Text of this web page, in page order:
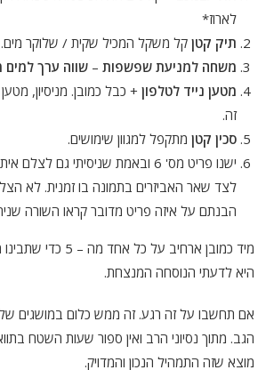
לארוז*
תיק קטן קל משקל המכיל שקית / שלוקר מים.
משחה למניעת שפשפות –שווה ערך למים
מטען נייד לטלפון + כבל כמובן. מניסיון,
זה.
סכין קטן מתקפל למגוון שימושים.
ישנו פריט מס' 6 ובאמת שניסיתי גם
לצד שאר האביזרים בתמונה בו זמנית. לא
הבנתם על איזה פריט מדובר קראו השורה
מיד כמובן ארחיב על כל
היא לדעתי הנוסחה המנצחת.
אם תחשבו על זה רגע. זה ממש כלום במושגים
הגב. מתוך נסיוני הרב ואין ספור שעות השטח
מוצא שזה התמהיל הנכון והמדויק.